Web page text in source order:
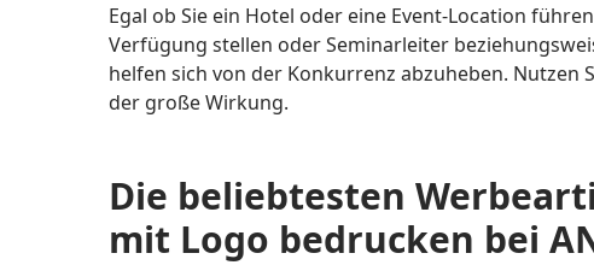
Egal ob Sie ein Hotel oder eine Event-Location
Verfügung stellen oder Seminarleiter
helfen sich von der Konkurrenz abzuheben.
der große Wirkung.
Die beliebtesten
mit Logo bedrucken bei